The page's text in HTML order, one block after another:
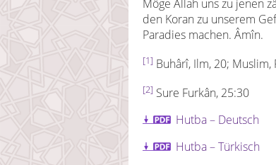
Möge Allah uns zu jenen
den Koran zu unserem
Paradies machen. Âmîn.
[1] Buhârî, Ilm, 20; Muslim,
[2] Sure Furkân, 25:30
Hutba – Deutsch
Hutba – Türkisch